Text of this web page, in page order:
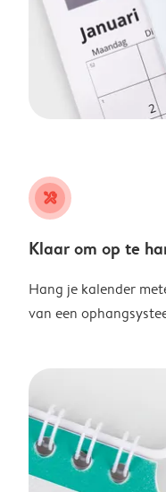
tools
Klaar om op te
Hang je kalender
van een